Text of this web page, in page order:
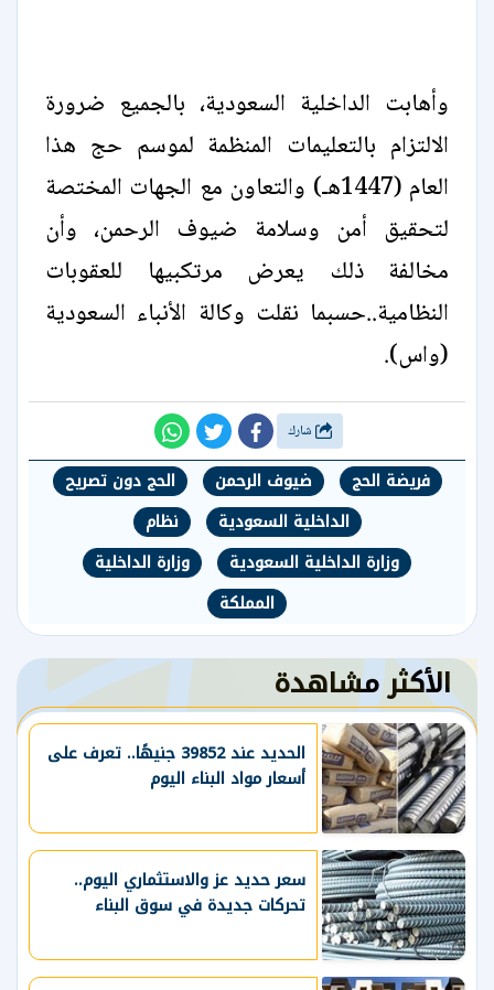
وأهابت الداخلية السعودية، بالجميع ضرورة
الالتزام بالتعليمات المنظمة لموسم حج هذا
العام (1447هـ) والتعاون مع الجهات المختصة
لتحقيق أمن وسلامة ضيوف الرحمن، وأن
مخالفة ذلك يعرض مرتكبيها للعقوبات
النظامية..حسبما نقلت وكالة الأنباء السعودية
(واس).
فريضة الحج ضيوف الرحمن
الحج دون تصريح
الداخلية السعودية
نظام
وزارة الداخلية السعودية
وزارة الداخلية
المملكة
الأكثر مشاهدة
الحديد عند 39852 جنيهًا.. تعرف على
أسعار مواد البناء اليوم
سعر حديد عز والاستثماري اليوم..
تحركات جديدة في سوق البناء